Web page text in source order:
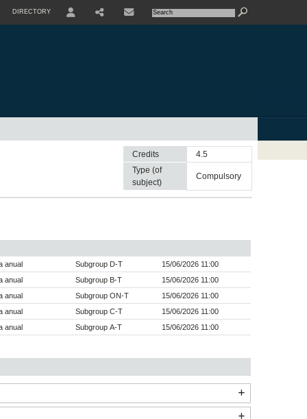
DIRECTORY
Credits
4.5
Type (of
subject)
compulsory
anual
Subgroup D-T
15/06/2026 11:00
anual
Subgroup B-T
15/06/2026 11:00
anual
Subgroup ON-T
15/06/2026 11:00
anual
Subgroup C-T
15/06/2026 11:00
anual
Subgroup A-T 15/06/2026 11:00